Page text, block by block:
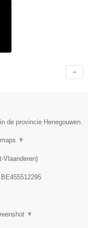
de provincie Henegouwen.
▼
Vlaanderen)
BE455512295
▼